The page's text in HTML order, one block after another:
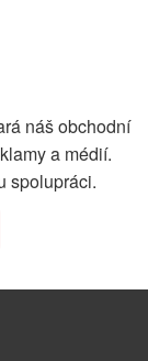
náš obchodní
a médií.
spolupráci.